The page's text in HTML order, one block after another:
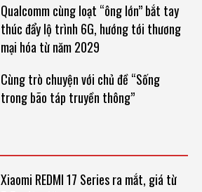
Qualcomm cùng loạt “ông lớn” bắt tay
thúc đẩy lộ trình 6G, hướng tới thương
mại hóa từ năm 2029
Cùng trò chuyện với chủ đề “Sống
trong bão táp truyền thông”
Xiaomi REDMI 17 Series ra mắt, giá từ